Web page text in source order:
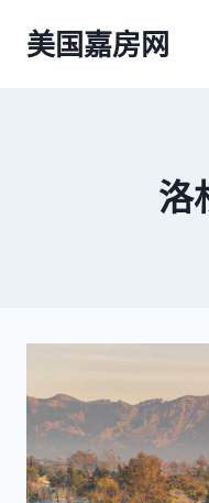
美国嘉房网
洛